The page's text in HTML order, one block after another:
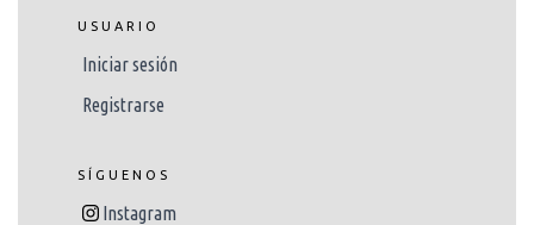
USUARIO
Iniciar sesión
Registrarse
SÍGUENOS
Instagram